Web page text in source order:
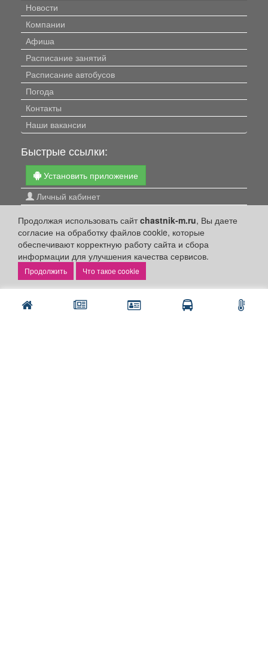
Продолжая использовать сайтchastnik-m.ru, Вы даете
согласие на обработку файлов cookie, которые
обеспечивают корректную работу сайта и сбора
информации для улучшения качества сервисов.
Что такое cookie
Новости
Компании
Афиша
Расписание занятий
Расписание автобусов
Погода
Контакты
Наши вакансии
Быстрые ссылки:
Установить приложение
Личный кабинет
Подать объявление в газету
Поздравить
Скачать газету "Частник-М"
Рекламодателям:
Бизнес-кабинет